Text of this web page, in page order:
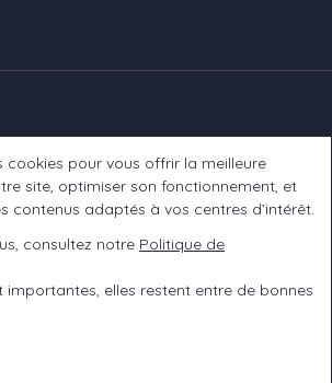
cookies pour vous offrir la meilleure
site, optimiser son fonctionnement, et
contenus adaptés à vos centres d’intérêt.
consultez notre Politique de
importantes, elles restent entre de bonnes